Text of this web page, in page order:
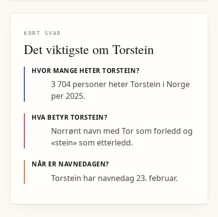
KORT SVAR
Det viktigste om Torstein
HVOR MANGE HETERTORSTEIN?
3 704 personer heter Torstein i Norge
per 2025.
HVA BETYR TORSTEIN?
Norrønt navn med Tor som forledd og
«stein» som etterledd.
NÅR ER NAVNEDAGEN?
Torstein har navnedag 23. februar.